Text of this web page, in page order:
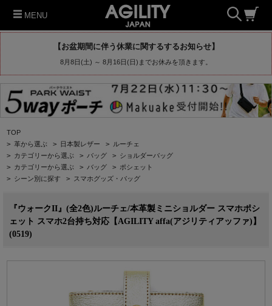
MENU
【お盆期間に伴う休業に関するするお知らせ】
8月8日(土) ～ 8月16日(日)までお休みを頂きます。
TOP
> 革から選ぶ > 日本製レザー > ルーチェ
> カテゴリーから選ぶ > バッグ > ショルダーバッグ
> カテゴリーから選ぶ > バッグ > ポシェット
> シーン別に探す > スマホグッズ・バッグ
『ウォークII』(全2色)ルーチェ/本革製ミニショルダー スマホポシ
ェット スマホ2台持ち対応【AGILITY affa(アジリティアッファ)】
(0519)